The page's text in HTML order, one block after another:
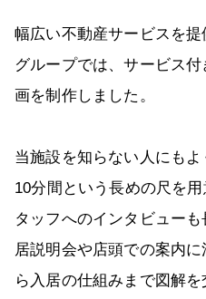
幅広い不動産サービスを
グループでは、サービス
画を制作しました。
当施設を知らない人にもよ
10分間という長めの尺を
タッフへのインタビュー
居説明会や店頭での案内
ら入居の仕組みまで図解を